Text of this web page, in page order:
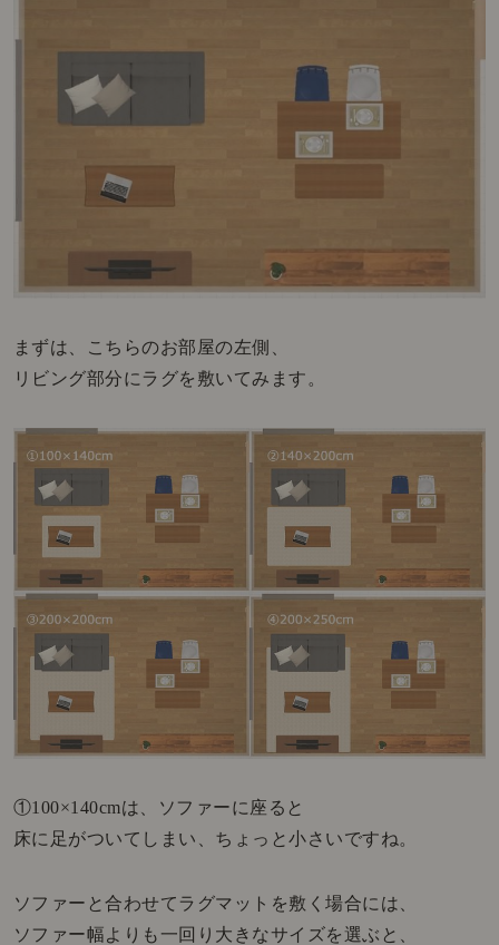
まずは、こちらのお部屋の左側、
リビング部分にラグを敷いてみます。
①100×140cmは、ソファーに座ると
床に足がついてしまい、ちょっと小さいですね。
ソファーと合わせてラグマットを敷く場合には、
ソファー幅よりも一回り大きなサイズを選ぶと、